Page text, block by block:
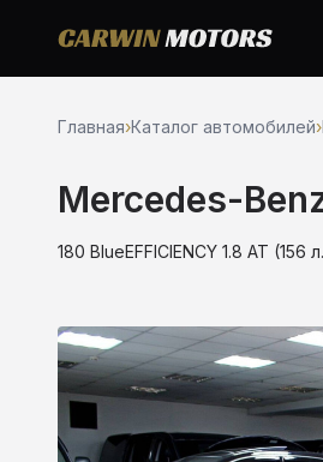
Главная›Каталог автомобилей›
Mercedes-
180 BlueEFFICIENCY 1.8 AT (156